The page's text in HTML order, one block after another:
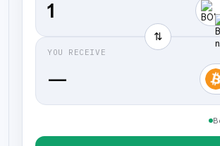
⇅
YOU RECEIVE
—